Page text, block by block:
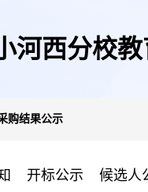
河西分校
购结果公示
开标公示 候选人